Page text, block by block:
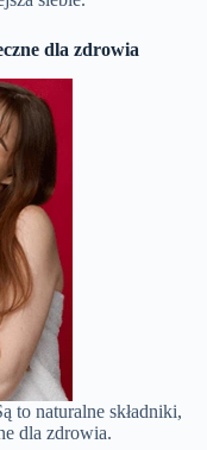
dla zdrowia
to naturalne składniki,
dla zdrowia.